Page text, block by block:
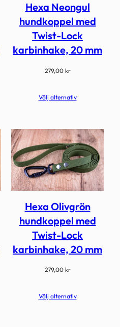
Hexa Neongul
hundkoppel med
Twist-Lock
karbinhake, 20 mm
279,00 kr
Välj alternativ
Hexa Olivgrön
hundkoppel med
Twist-Lock
karbinhake, 20 mm
279,00 kr
Välj alternativ